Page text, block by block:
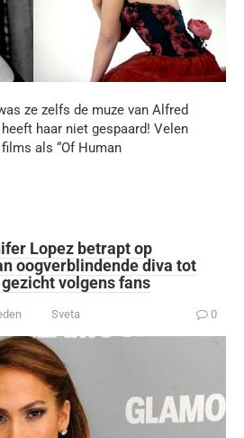
ze zelfs de muze van Alfred
haar niet gespaard! Velen
als “Of Human
Lopez betrapt op
oogverblindende diva tot
gezicht volgens fans
Sveta 0